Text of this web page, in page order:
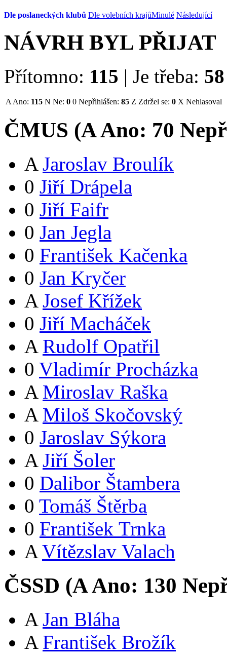
Dle poslaneckých klubů Dle volebních krajůMinulé Následující
NÁVRH BYL PŘIJAT
Přítomno: 115 | Je třeba: 58
A Ano: 115 N Ne: 0 0 Nepřihlášen: 85 Z Zdržel se: 0 X Nehlasoval
ČMUS (AAno: 70
A Jaroslav Broulík
0 Jiří Drápela
0 Jiří Faifr
0 Jan Jegla
0 František Kačenka
0 Jan Kryčer
A Josef Křížek
0 Jiří Macháček
A Rudolf Opatřil
0 Vladimír Procházka
A Miroslav Raška
A Miloš Skočovský
0 Jaroslav Sýkora
A Jiří Šoler
0 Dalibor Štambera
0 Tomáš Štěrba
0 František Trnka
A Vítězslav Valach
ČSSD (AAno: 130
A Jan Bláha
A František Brožík